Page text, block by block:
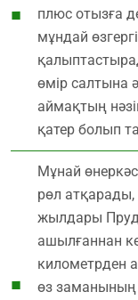
плюс отызға
мұндай
өмір салтына
аймақтың
қатер болып
Мұнай
рөл атқарады,
жылдары
ашылғаннан
километрден
өз заманының